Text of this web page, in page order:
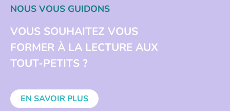
NOUS VOUS GUIDONS
VOUS SOUHAITEZ VOUS
FORMER À LA LECTURE AUX
TOUT-PETITS ?
EN SAVOIR PLUS